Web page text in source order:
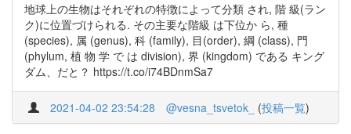
地球上の生物はそれぞれの特徴によって分類 され, 階 級(ラン
ク)に位置づけられる. その主要な階級 は下位か ら, 種
(species), 属 (genus), 科 (family), 目(order), 綱 (class), 門
(phylum, 植 物 学 で は division), 界 (kingdom) である キング
ダム、だと？ https://t.co/i74BDnmSa7
2021-04-02 23:54:28 @vesna_tsvetok_ (投稿一覧)